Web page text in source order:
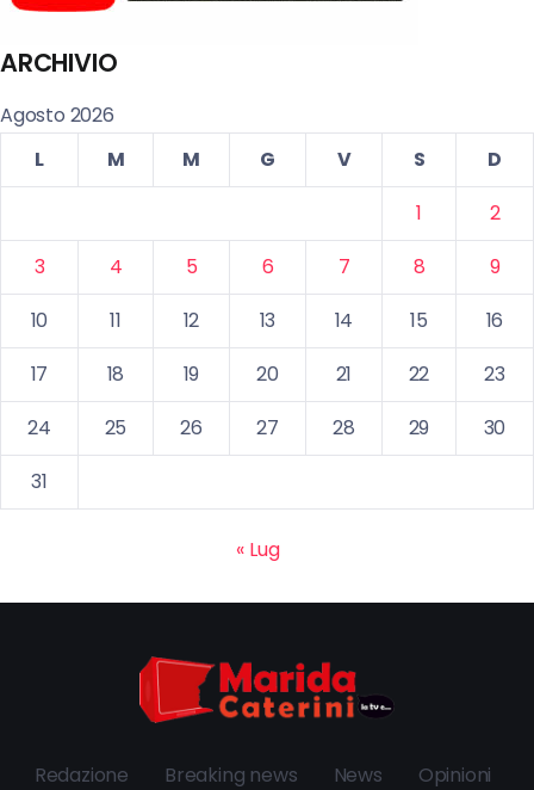
ARCHIVIO
Agosto 2026
L
M M G V S
D
1
2
3
4 5 6 7 8
9
10
11 12 13 14 15
16
17
18 19 20 21 22
23
24
25 26 27 28 29
30
31
« Lug
Redazione Breaking news News Opinioni